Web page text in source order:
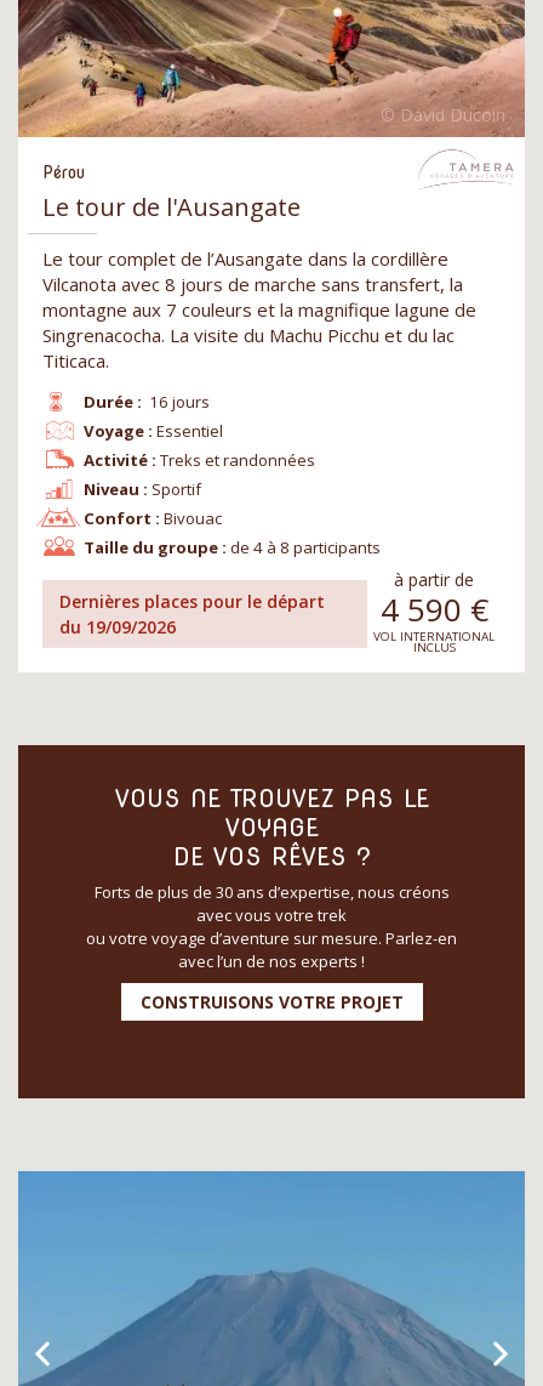
Pérou
Le tour de l'Ausangate
Le tour complet de l’Ausangate dans la cordillère
Vilcanota avec 8 jours de marche sans transfert, la
montagne aux 7 couleurs et la magnifique lagune de
Singrenacocha. La visite du Machu Picchu et du lac
Titicaca.
Durée : 16 jours
Niveau : Sportif
Voyage : Essentiel
Confort : Bivouac
Activité : Treks et randonnées
Taille du groupe : de 4 à 8 participants
Dernières places pour le départ
du 19/09/2026
à partir de
4 590 €
VOL INTERNATIONAL
INCLUS
VOUS NE TROUVEZ PAS LE
VOYAGE
DE VOS RÊVES ?
Forts de plus de 30 ans d’expertise, nous créons
avec vous votre trek
ou votre voyage d’aventure sur mesure. Parlez-en
avec l’un de nos experts !
CONSTRUISONS VOTRE PROJET